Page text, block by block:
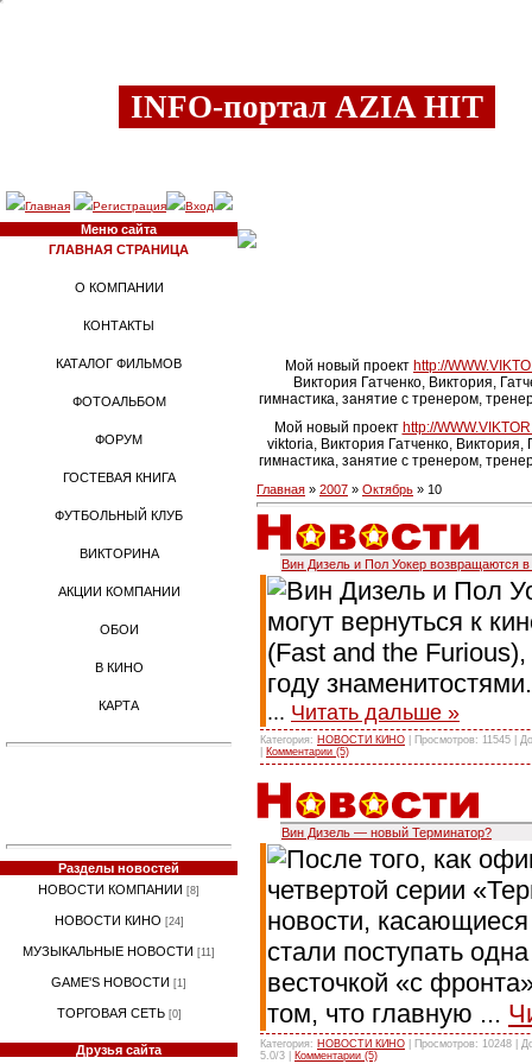
INFO-портал AZIA HIT
Главная Регистрация Вход
Меню сайта
ГЛАВНАЯ СТРАНИЦА
О КОМПАНИИ
КОНТАКТЫ
КАТАЛОГ ФИЛЬМОВ
ФОТОАЛЬБОМ
ФОРУМ
ГОСТЕВАЯ КНИГА
ФУТБОЛЬНЫЙ КЛУБ
ВИКТОРИНА
АКЦИИ КОМПАНИИ
ОБОИ
В КИНО
КАРТА
Разделы новостей
НОВОСТИ КОМПАНИИ [8]
НОВОСТИ КИНО [24]
МУЗЫКАЛЬНЫЕ НОВОСТИ [11]
GAME'S НОВОСТИ [1]
ТОРГОВАЯ СЕТЬ [0]
Друзья сайта
Мой новый проект http://
Виктория Гатченко, Виктория,
гимнастика, занятие с тренером,
Мой новый проект http://
viktoria, Виктория Гатченко, Виктория,
гимнастика, занятие с тренером,
Главная » 2007 » Октябрь » 10
Вин Дизель и Пол Уокер возвращаются
Вин Дизель и Пол
могут вернуться к
(Fast and the
году знаменитостями.
... Читать дальше »
Категория: НОВОСТИ КИНО | Просмотров: 11545 |
Комментарии (5)
Вин Дизель — новый Терминатор?
После того, как
четвертой серии
новости,
стали поступать
весточкой «с
том, что главную ...
Категория: НОВОСТИ КИНО | Просмотров: 10248 |
5.0/3 | Комментарии (5)